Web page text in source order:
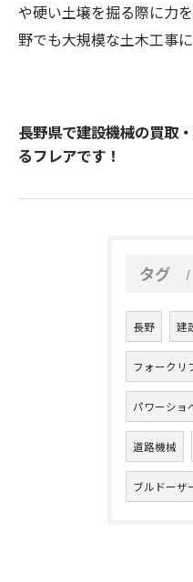
や硬い土壌を掘る際に力
野でも大規模な土木工事
長野県で建設機械の買取
るフレアです！
タグ
長野 建
フォークリ
パワーショ
道路機械
ブルドーザ